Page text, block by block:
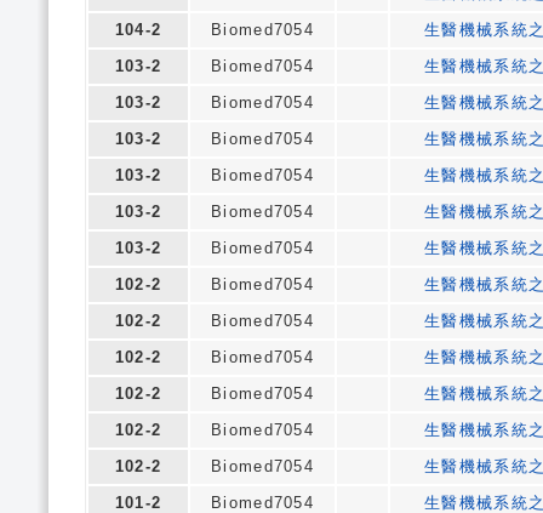
104-2
Biomed7054
生醫機械系統
103-2
Biomed7054
生醫機械系統
103-2
Biomed7054
生醫機械系統
103-2
Biomed7054
生醫機械系統
103-2
Biomed7054
生醫機械系統
103-2
Biomed7054
生醫機械系統
103-2
Biomed7054
生醫機械系統
102-2
Biomed7054
生醫機械系統
102-2
Biomed7054
生醫機械系統
102-2
Biomed7054
生醫機械系統
102-2
Biomed7054
生醫機械系統
102-2
Biomed7054
生醫機械系統
102-2
Biomed7054
生醫機械系統
101-2
Biomed7054
生醫機械系統